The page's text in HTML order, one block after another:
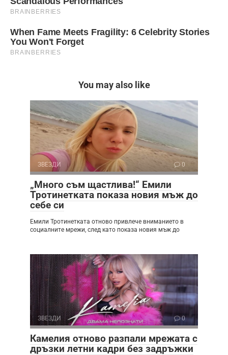
You may also like
ЗВЕЗДИ 0
„Много съм щастлива!“ Емили
Тротинетката показа новия мъж до
себе си
Емили Тротинетката отново привлече вниманието в
социалните мрежи, след като показа новия мъж до
ЗВЕЗДИ 0
Камелия отново разпали мрежата с
дръзки летни кадри без задръжки